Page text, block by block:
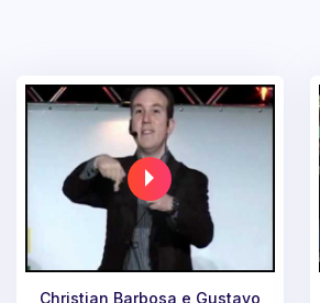
Christian Barbosa e Gustavo